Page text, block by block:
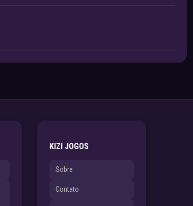
KIZI JOGOS
Sobre
Contato